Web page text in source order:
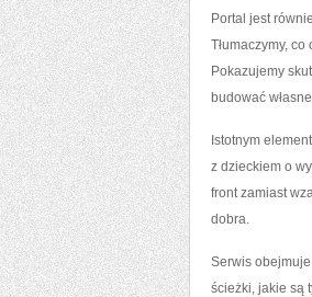
Portal jest
Tłumaczymy,
Pokazujemy
budować
Istotnym
z dzieckiem o
front zamiast
dobra.
Serwis
ścieżki, jakie są